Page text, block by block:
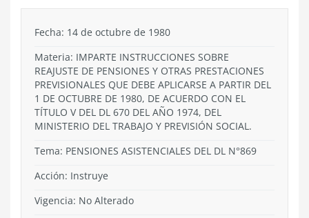
Fecha: 14 de octubre de 1980
Materia: IMPARTE INSTRUCCIONES SOBRE
REAJUSTE DE PENSIONES Y OTRAS PRESTACIONES
PREVISIONALES QUE DEBE APLICARSE A PARTIR DEL
1 DE OCTUBRE DE 1980, DE ACUERDO CON EL
TÍTULO V DEL DL 670 DEL AÑO 1974, DEL
MINISTERIO DEL TRABAJO Y PREVISIÓN SOCIAL.
Tema: PENSIONES ASISTENCIALES DEL DL N°869
Acción: Instruye
Vigencia: No Alterado